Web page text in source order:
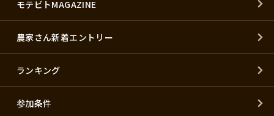
モテビトMAGAZINE
農家さん新着エントリー
ランキング
参加条件